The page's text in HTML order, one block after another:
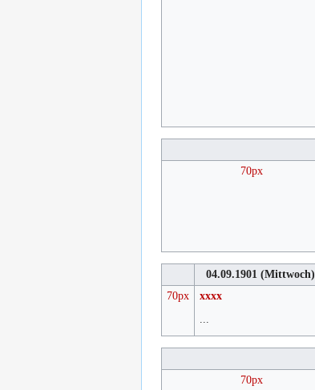
70px
04.09.1901(Mittwoch)
70px
xxxx
...
70px